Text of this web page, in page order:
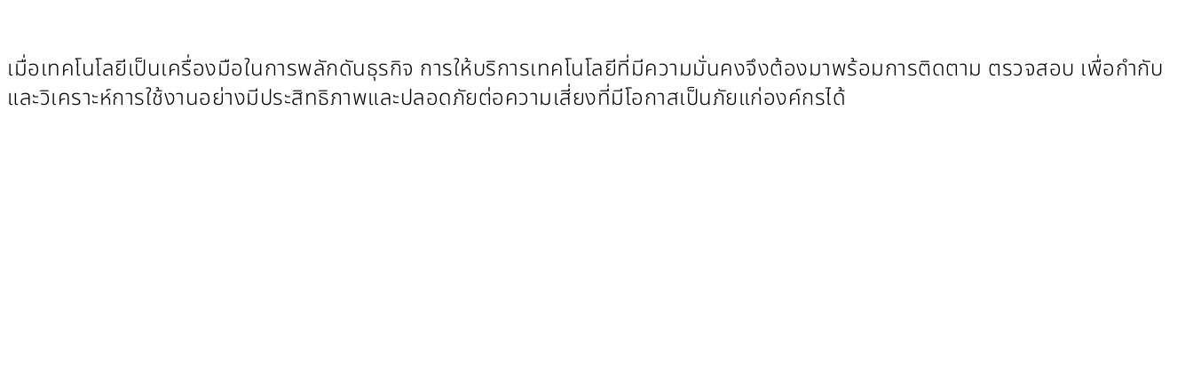
เมื่อเทคโนโลยีเป็นเครื่องมือในการพลักดันธุรกิจ การให้บริการเทคโนโลยีที่มีความมั่นคงจึงต้องมาพร้อมการติดตาม ตรวจสอบ เพื่อกำกับ
และวิเคราะห์การใช้งานอย่างมีประสิทธิภาพและปลอดภัยต่อความเสี่ยงที่มีโอกาสเป็นภัยแก่องค์กรได้